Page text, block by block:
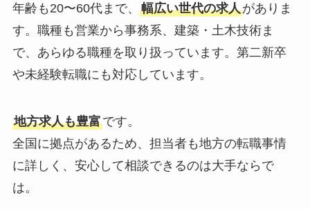
年齢も20〜60代まで、 幅広い世代の求人がありま
す。職種も営業から事務系、建築・土木技術ま
で、あらゆる職種を取り扱っています。第二新卒
や未経験転職にも対応しています。
地方求人も豊富です。
全国に拠点があるため、担当者も地方の転職事情
に詳しく、安心して相談できるのは大手ならで
は。